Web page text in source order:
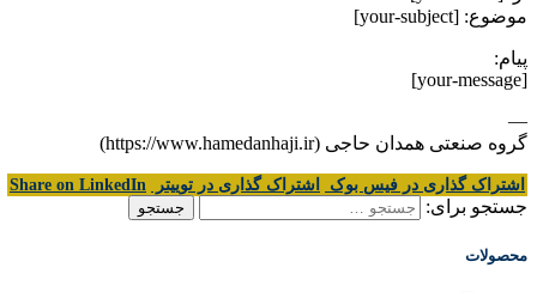
موضوع: [your-subject]
پیام:
[your-message]
—
گروه صنعتی همدان حاجی (https://www.hamedanhaji.ir)
اشتراک گذاری در فیس بوک اشتراک گذاری در توییتر Share on LinkedIn
جستجو برای:
محصولات